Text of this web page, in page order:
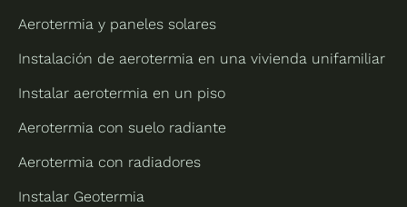
Aerotermia y paneles solares
Instalación de aerotermia en una vivienda unifamiliar
Instalar aerotermia en un piso
Aerotermia con suelo radiante
Aerotermia con radiadores
Instalar Geotermia